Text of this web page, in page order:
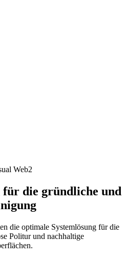
für die gründliche und
die optimale Systemlösung für die
Politur und nachhaltige